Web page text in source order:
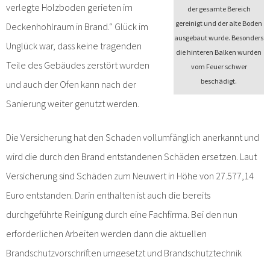
der gesamte Bereich
gereinigt und der alte Boden
ausgebaut wurde. Besonders
die hinteren Balken wurden
vom Feuer schwer
beschädigt.
verlegte Holzboden gerieten im
Deckenhohlraum in Brand.“ Glück im
Unglück war, dass keine tragenden
Teile des Gebäudes zerstört wurden
und auch der Ofen kann nach der
Sanierung weiter genutzt werden.
Die Versicherung hat den Schaden vollumfänglich anerkannt und
wird die durch den Brand entstandenen Schäden ersetzen. Laut
Versicherung sind Schäden zum Neuwert in Höhe von 27.577,14
Euro entstanden. Darin enthalten ist auch die bereits
durchgeführte Reinigung durch eine Fachfirma. Bei den nun
erforderlichen Arbeiten werden dann die aktuellen
Brandschutzvorschriften umgesetzt und Brandschutztechnik